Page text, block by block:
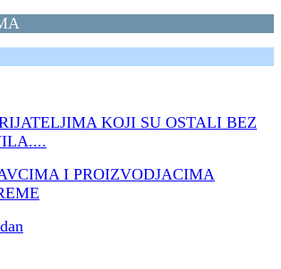
KOJI SU OSTALI BEZ
I PROIZVODJACIMA